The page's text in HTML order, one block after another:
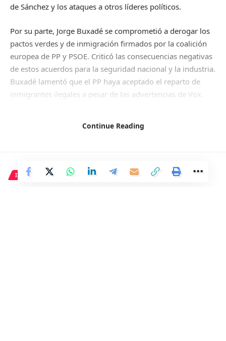
de Sánchez y los ataques a otros líderes políticos.
Por su parte, Jorge Buxadé se comprometió a derogar los
pactos verdes y de inmigración firmados por la coalición
europea de PP y PSOE. Criticó las consecuencias negativas
de estos acuerdos para la seguridad nacional y la industria.
Buxadé lamentó que el PP haya aceptado el reparto de
inmigrantes ilegales a pesar de las advertencias de Vox.
https://www.eldebate.com/espana/20240602/abascal-
Continue Reading
INTERNACIONAL